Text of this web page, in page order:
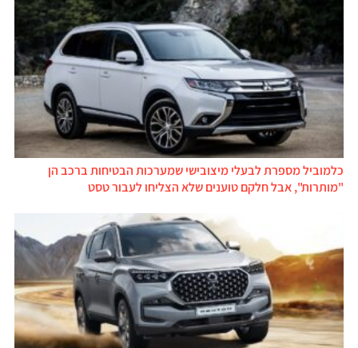
כלמוביל מספרת לבעלי מיצובישי שמערכות הבטיחות ברכב הן
"מותרות", אבל חלקם טוענים שלא הצליחו לעבור טסט